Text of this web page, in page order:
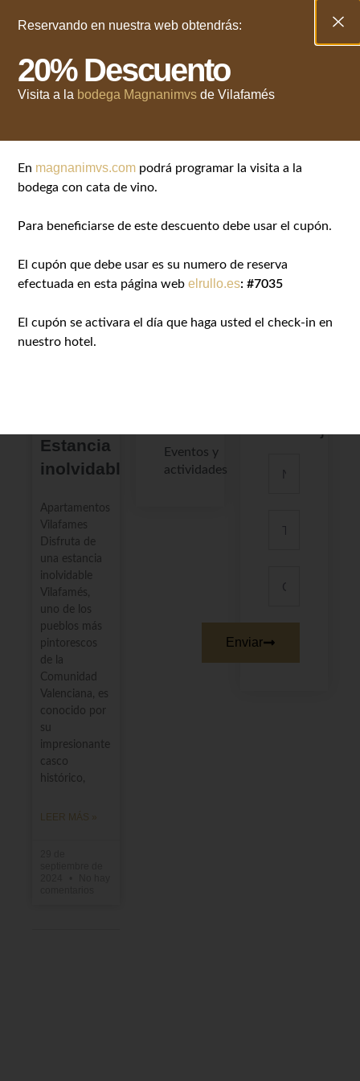
Ingles Youtube Facebook
Blog
Eventos y
actividades
Estancia
inolvidable
Apartamentos
Vilafames
Disfruta de
una estancia
inolvidable
Vilafamés,
uno de los
pueblos más
pintorescos
de la
Comunidad
Valenciana, es
conocido por
su
impresionante
casco
histórico,
LEER MÁS »
Enviar
Reservando en nuestra web obtendrás:
20% Descuento
Visita a la bodega Magnanimvs de Vilafamés
En magnanimvs.com podrá programar la visita a la
bodega con cata de vino.
Para beneficiarse de este descuento debe usar el cupón.
El cupón que debe usar es su numero de reserva
efectuada en esta página webelrullo.es: #7035
El cupón se activara el día que haga usted el check-in en
nuestro hotel.